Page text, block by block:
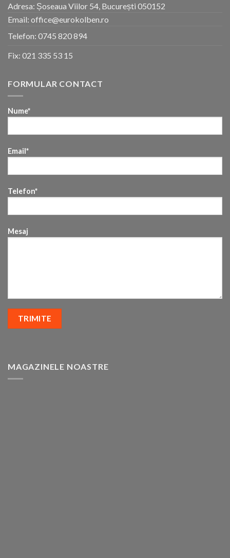
Adresa: Șoseaua Viilor 54, București 050152
Email: office@eurokolben.ro
Telefon: 0745 820 894
Fix: 021 335 53 15
FORMULAR CONTACT
Nume*
Email*
Telefon*
Mesaj
MAGAZINELE NOASTRE